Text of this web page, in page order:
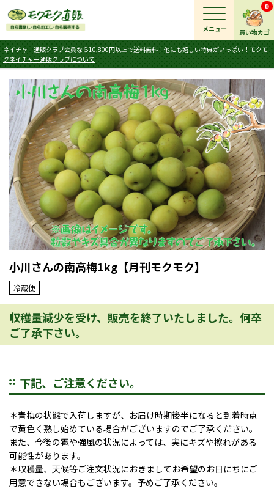
買い物カゴ
0
ネイチャー通販クラブ会員なら10,800円以上で送料無料！他にも嬉しい特典がいっぱい！ モクモ
クネイチャー通販クラブについて
メニュー
小川さんの南高梅1kg【月刊モクモク】
冷蔵便
収穫量減少を受け、販売を終了いたしました。何卒
ご了承下さい。
下記、ご注意ください。
＊青梅の状態で入荷しますが、お届け時期後半になると到着時点
で黄色く熟し始めている場合がございますのでご了承ください。
また、今後の雹や強風の状況によっては、実にキズや擦れがある
可能性があります。
＊収穫量、天候等ご注文状況におきましてお希望のお日にちにご
用意できない場合もございます。予めご了承ください。